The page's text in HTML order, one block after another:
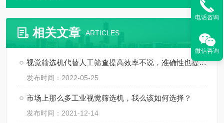
相关文章 ARTICLES
视觉筛选机代替人工筛查提高效率不说，准确性也提升了！
发布时间：2022-05-25
市场上那么多工业视觉筛选机，我么该如何选择？
发布时间：2021-12-14
电话咨询
微信咨询